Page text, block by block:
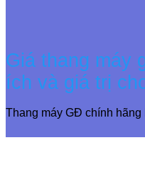
Giá thang máy
ích và giá trị
Thang máy GĐ chính hãng